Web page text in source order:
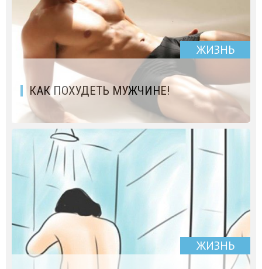
ЖИЗНЬ
КАК ПОХУДЕТЬ МУЖЧИНЕ!
ЖИЗНЬ